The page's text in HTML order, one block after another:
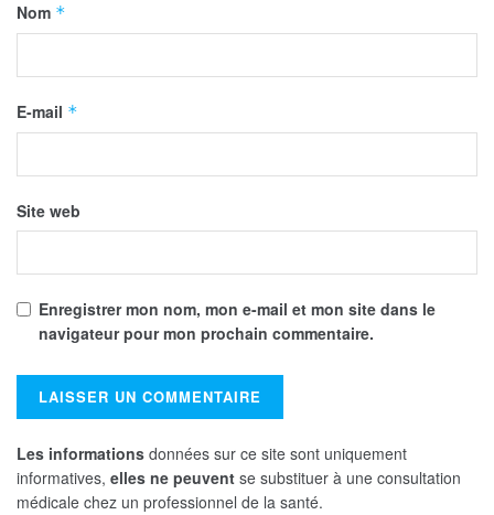
Nom *
E-mail *
Site web
Enregistrer mon nom, mon e-mail et mon site dans le
navigateur pour mon prochain commentaire.
Les informations données sur ce site sont uniquement
informatives, elles ne peuvent se substituer à une consultation
médicale chez un professionnel de la santé.